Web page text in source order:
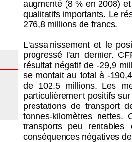
augmenté (8 % en 2008)
qualitatifs importants. Le
276,8 millions de francs.
L'assainissement et le
progressé l'an dernier.
résultat négatif de -29,9
se montait au total à -
de 102,5 millions. Les
particulièrement positifs
prestations de transport
tonnes-kilomètres
transports peu
conséquences négatives